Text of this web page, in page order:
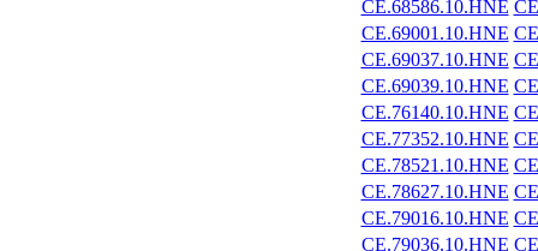
CE.68586.10.HNE
CE.69001.10.HNE
CE.69037.10.HNE
CE.69039.10.HNE
CE.76140.10.HNE
CE.77352.10.HNE
CE.78521.10.HNE
CE.78627.10.HNE
CE.79016.10.HNE
CE.79036.10.HNE